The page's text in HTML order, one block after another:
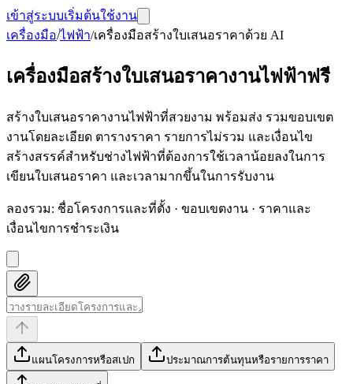
เข้าสู่ระบบเริ่มต้นใช้งาน
เครื่องมือ/ไฟฟ้า/เครื่องมือสร้างใบเสนอราคาด้วย AI
เครื่องมือสร้างใบเสนอราคางานไฟฟ้าฟรี
สร้างใบเสนอราคางานไฟฟ้าที่สวยงาม พร้อมส่ง รวมขอบเขต
งานโดยละเอียด ตารางราคา รายการไม่รวม และเงื่อนไข
สร้างสรรค์สำหรับช่างไฟฟ้าที่ต้องการใช้เวลาน้อยลงในการ
เขียนใบเสนอราคา และเวลามากขึ้นในการรับงาน
ลองรวม: ชื่อโครงการและที่ตั้ง · ขอบเขตงาน · ราคาและ
เงื่อนไขการชำระเงิน
แผนโครงการหรือสเปก ประมาณการต้นทุนหรือรายการราคา